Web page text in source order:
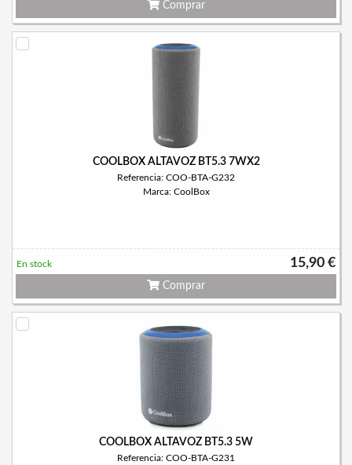
Comprar
COOLBOX ALTAVOZ BT5.3 7WX2
Referencia: COO-BTA-G232
Marca: CoolBox
15,90 €
En stock
Comprar
COOLBOX ALTAVOZ BT5.3 5W
Referencia: COO-BTA-G231